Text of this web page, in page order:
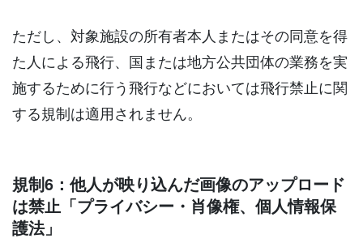
ただし、対象施設の所有者本人またはその同意を得
た人による飛行、国または地方公共団体の業務を実
施するために行う飛行などにおいては飛行禁止に関
する規制は適用されません。
規制6：他人が映り込んだ画像のアップロード
は禁止「プライバシー・肖像権、個人情報保
護法」